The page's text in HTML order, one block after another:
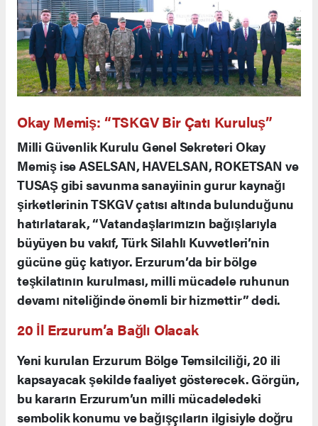
Okay Memiş: “TSKGV Bir Çatı Kuruluş”
Milli Güvenlik Kurulu Genel Sekreteri Okay
Memiş ise ASELSAN, HAVELSAN, ROKETSAN ve
TUSAŞ gibi savunma sanayiinin gurur kaynağı
şirketlerinin TSKGV çatısı altında bulunduğunu
hatırlatarak, “Vatandaşlarımızın bağışlarıyla
büyüyen bu vakıf, Türk Silahlı Kuvvetleri’nin
gücüne güç katıyor. Erzurum’da bir bölge
teşkilatının kurulması, milli mücadele ruhunun
devamı niteliğinde önemli bir hizmettir” dedi.
20 İl Erzurum’a Bağlı Olacak
Yeni kurulan Erzurum Bölge Temsilciliği, 20 ili
kapsayacak şekilde faaliyet gösterecek. Görgün,
bu kararın Erzurum’un milli mücadeledeki
sembolik konumu ve bağışçıların ilgisiyle doğru